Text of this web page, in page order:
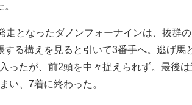
となったダノンフォーナインは、抜群
する構えを見ると引いて3番手へ。逃げ馬
ったが、前2頭を中々捉えられず。最後
い、7着に終わった。